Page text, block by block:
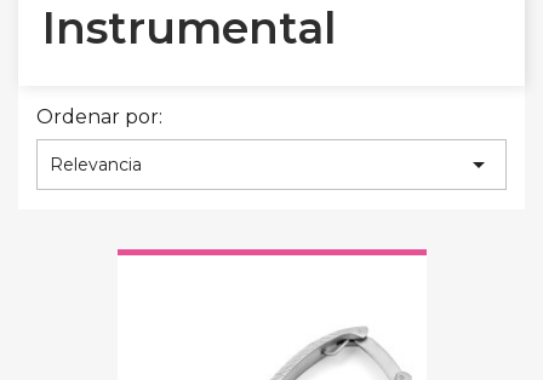
Instrumental
Ordenar por:
Relevancia 